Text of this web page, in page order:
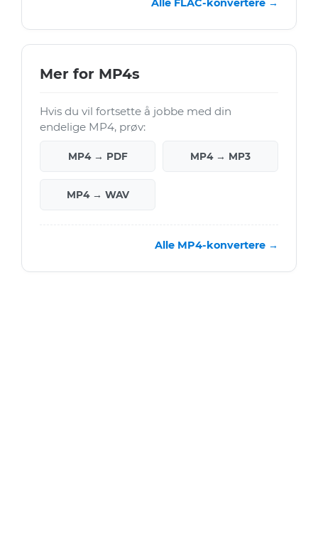
Alle FLAC-konvertere →
Mer for MP4s
Hvis du vil fortsette å jobbe med din
endelige MP4, prøv:
MP4 → PDF MP4 → MP3
MP4 → WAV
Alle MP4-konvertere →